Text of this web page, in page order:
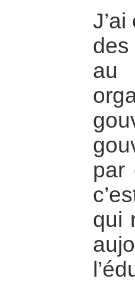
des
au
par
qui